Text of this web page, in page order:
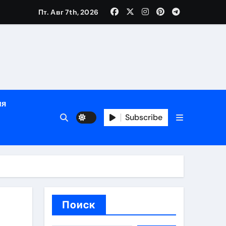
Пт. Авг 7th, 2026
Subscribe
Поиск